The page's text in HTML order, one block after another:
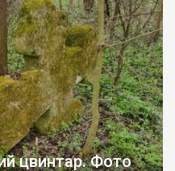
цвинтар. Фото